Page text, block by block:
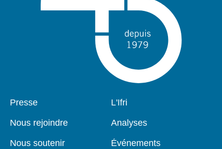
Pied
Presse
Nous rejoindre
Nous soutenir
Navigation
L'Ifri
Analyses
Événements